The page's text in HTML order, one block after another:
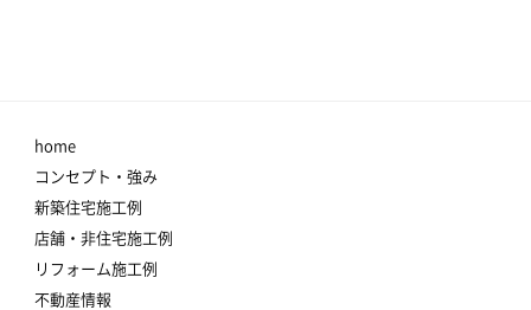
home
コンセプト・強み
新築住宅施工例
店舗・非住宅施工例
リフォーム施工例
不動産情報